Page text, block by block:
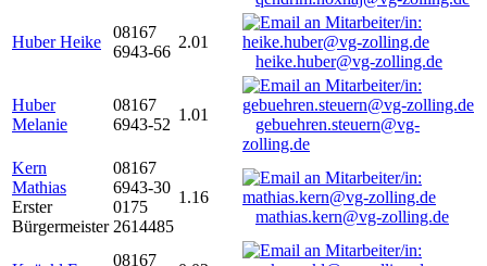
Huber Heike
08167
6943-66
2.01
heike.huber@vg-zolling.de
Huber
Melanie
08167
6943-52
1.01
gebuehren.steuern@vg-
zolling.de
Kern
Mathias
Erster
Bürgermeister
08167
6943-30
0175
2614485
1.16
mathias.kern@vg-zolling.de
08167